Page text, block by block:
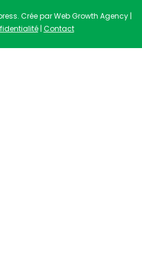
Crée par Web Growth Agency |
| Contact